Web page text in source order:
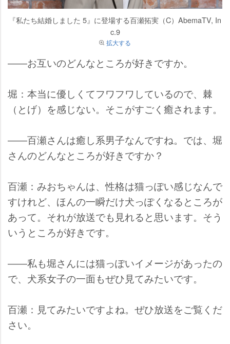
『私たち結婚しました 5』に登場する百瀬拓実（C）AbemaTV, In
c.9
拡大する
――お互いのどんなところが好きですか。
堀：本当に優しくてフワフワしているので、棘
（とげ）を感じない。そこがすごく癒されます。
――百瀬さんは癒し系男子なんですね。では、堀
さんのどんなところが好きですか？
百瀬：みおちゃんは、性格は猫っぽい感じなんで
すけれど、ほんの一瞬だけ犬っぽくなるところが
あって。それが放送でも見れると思います。そう
いうところが好きです。
――私も堀さんには猫っぽいイメージがあったの
で、犬系女子の一面もぜひ見てみたいです。
百瀬：見てみたいですよね。ぜひ放送をご覧くだ
さい。